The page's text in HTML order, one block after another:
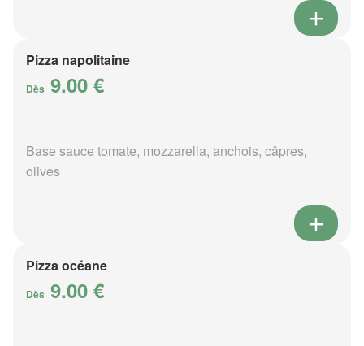
Pizza napolitaine
Dès 9.00 €
Base sauce tomate, mozzarella, anchois, câpres,
olives
Pizza océane
Dès 9.00 €